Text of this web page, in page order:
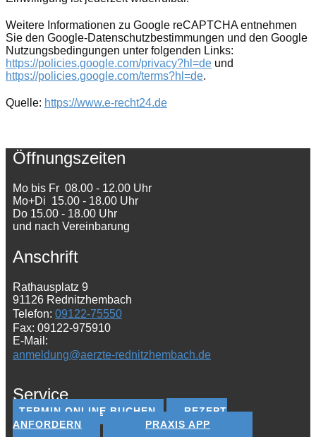
Weitere Informationen zu Google reCAPTCHA entnehmen
Sie den Google-Datenschutzbestimmungen und den Google
Nutzungsbedingungen unter folgenden Links:
https://policies.google.com/privacy?hl=de und
https://policies.google.com/terms?hl=de.
Quelle: https://www.e-recht24.de
Öffnungszeiten
Mo bis Fr 08.00 - 12.00 Uhr
Mo+Di 15.00 - 18.00 Uhr
Do 15.00 - 18.00 Uhr
und nach Vereinbarung
Anschrift
Rathausplatz 9
91126 Rednitzhembach
Telefon: 09122-75550
Fax: 09122-975910
E-Mail:
anmeldung@aerzte-rednitzhembach.de
Service
TERMIN ONLINE BUCHEN
REZEPT
ANFORDERN
PRAXIS APP